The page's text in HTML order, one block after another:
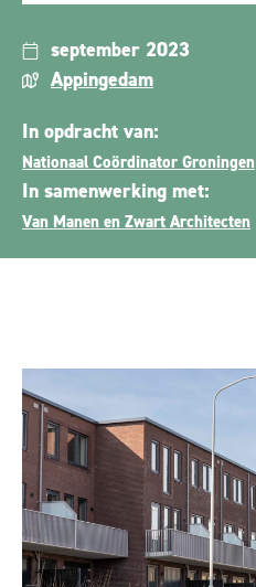
september 2023
Appingedam
In opdracht van:
Nationaal Coördinator Groningen
In samenwerking met:
Van Manen en Zwart Architecten